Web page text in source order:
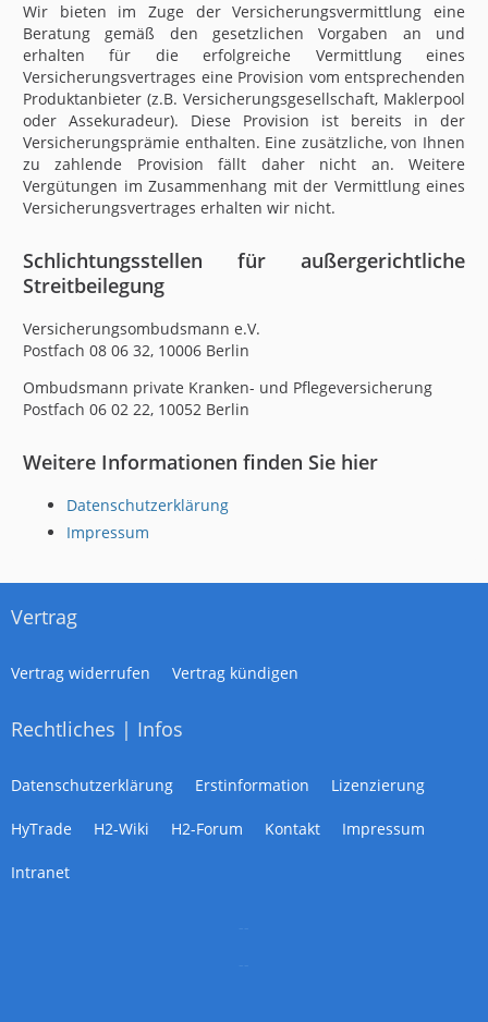
Wir bieten im Zuge der Versicherungsvermittlung eine
Beratung gemäß den gesetzlichen Vorgaben an und
erhalten für die erfolgreiche Vermittlung eines
Versicherungsvertrages eine Provision vom entsprechenden
Produktanbieter (z.B. Versicherungsgesellschaft, Maklerpool
oder Assekuradeur). Diese Provision ist bereits in der
Versicherungsprämie enthalten. Eine zusätzliche, von Ihnen
zu zahlende Provision fällt daher nicht an. Weitere
Vergütungen im Zusammenhang mit der Vermittlung eines
Versicherungsvertrages erhalten wir nicht.
Schlichtungsstellen für außergerichtliche
Streitbeilegung
Versicherungsombudsmann e.V.
Postfach 08 06 32, 10006 Berlin
Ombudsmann private Kranken- und Pflegeversicherung
Postfach 06 02 22, 10052 Berlin
Weitere Informationen finden Sie hier
Datenschutzerklärung
Impressum
Vertrag
Vertrag widerrufen Vertrag kündigen
Rechtliches | Infos
Datenschutzerklärung Erstinformation Lizenzierung
HyTrade H2-Wiki H2-Forum Kontakt Impressum
Intranet